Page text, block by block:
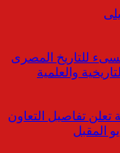
للتاريخ المصرى
والعلمية
تعلن تفاصيل التعاون
المقبل